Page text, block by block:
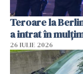
Teroare la
a intrat în
26 IULIE 2026